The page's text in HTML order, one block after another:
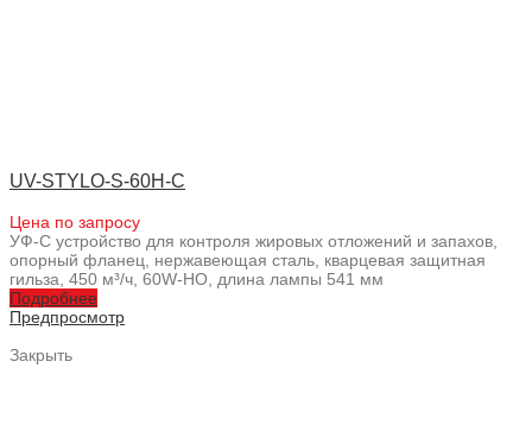
UV-STYLO-S-60H-C
Цена по запросу
УФ-С устройство для контроля жировых отложений и запахов,
опорный фланец, нержавеющая сталь, кварцевая защитная
гильза, 450 м³/ч, 60W-HO, длина лампы 541 мм
Подробнее
Предпросмотр
Закрыть